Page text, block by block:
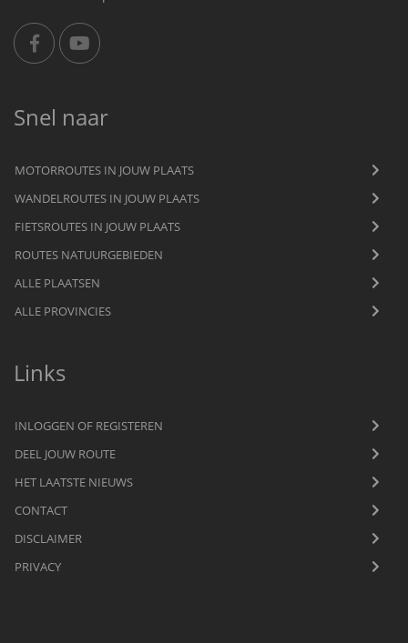
Snel naar
MOTORROUTES IN JOUW PLAATS
WANDELROUTES IN JOUW PLAATS
FIETSROUTES IN JOUW PLAATS
ROUTES NATUURGEBIEDEN
ALLE PLAATSEN
ALLE PROVINCIES
Links
INLOGGEN OF REGISTEREN
DEEL JOUW ROUTE
HET LAATSTE NIEUWS
CONTACT
DISCLAIMER
PRIVACY